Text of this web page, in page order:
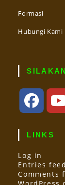
Formasi
Hubungi Kami
tab
a
LINKS
Log in
Entries feed
Comments